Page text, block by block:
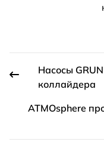
Насосы
коллайдера
ATMOsphere